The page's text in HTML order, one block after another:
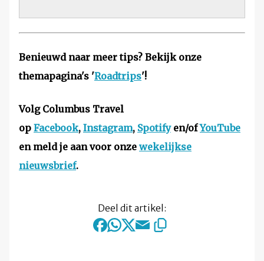
Benieuwd naar meer tips? Bekijk onze
themapagina's 'Roadtrips'!
Volg Columbus Travel
op Facebook, Instagram, Spotifyen/ofYouTube
en meld je aan voor onze wekelijkse
nieuwsbrief.
Deel dit artikel: